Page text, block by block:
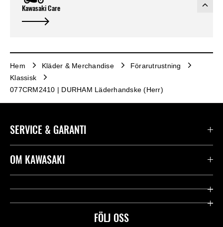
Kawasaki Care
Hem Kläder & Merchandise
Förarutrustning
Klassisk
077CRM2410 | DURHAM Läderhandske (Herr)
FÖLJ OSS
SERVICE & GARANTI
Kontakta oss
Användbara länkar
OM KAWASAKI
Företag